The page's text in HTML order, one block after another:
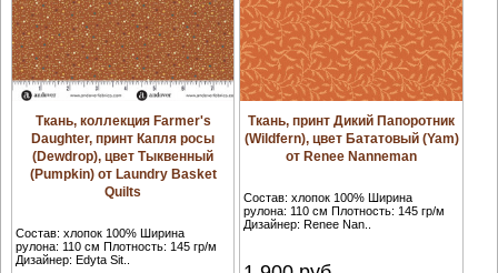
Ткань, коллекция Farmer's
Daughter, принт Капля росы
(Dewdrop), цвет Тыквенный
(Pumpkin) от Laundry Basket
Quilts
Состав: хлопок 100% Ширина
рулона: 110 см Плотность: 145 гр/м
Дизайнер: Edyta Sit..
Ткань, принт Дикий Папоротник
(Wildfern), цвет Бататовый (Yam)
от Renee Nanneman
Состав: хлопок 100% Ширина
рулона: 110 см Плотность: 145 гр/м
Дизайнер: Renee Nan..